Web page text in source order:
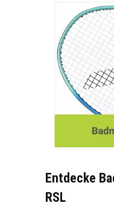
Entdecke
RSL